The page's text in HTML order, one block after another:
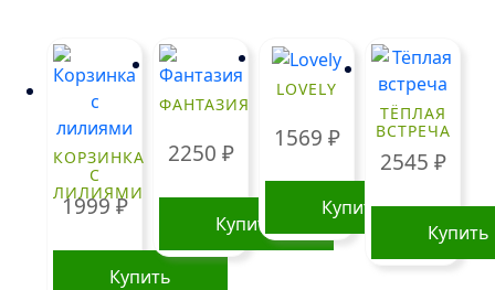
КОРЗИНКА
С
ЛИЛИЯМИ
1999₽
Купить
ФАНТАЗИЯ
2250 ₽
Купить
LOVELY
1569 ₽
Купить
ТЁПЛАЯ
ВСТРЕЧА
2545 ₽
Купить